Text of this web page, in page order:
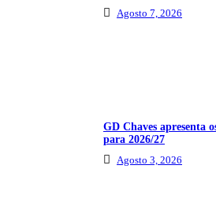
Agosto 7, 2026
GD Chaves apresenta
para 2026/27
Agosto 3, 2026